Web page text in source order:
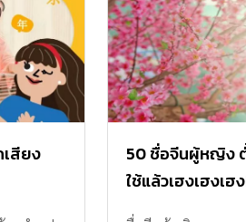
สียง
50 ชื่อจีนผู้หญิง
ใช้แล้วเฮงเฮงเฮ